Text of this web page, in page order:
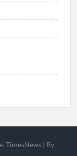
TimesNews | By